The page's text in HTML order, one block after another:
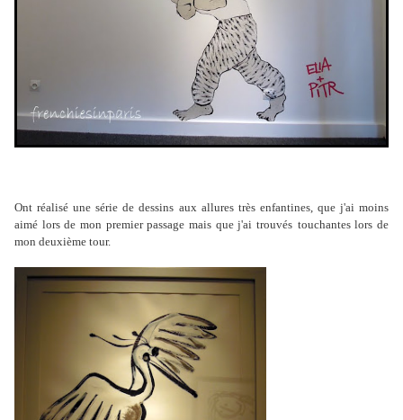
Ont réalisé une série de dessins aux allures très enfantines, que j'ai moins
aimé lors de mon premier passage mais que j'ai trouvés touchantes lors de
mon deuxième tour.